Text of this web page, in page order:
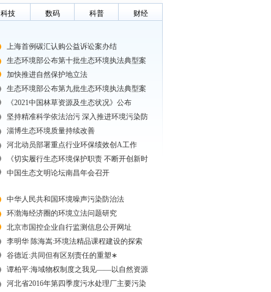
科技 数码 科普 财经
上海首例碳汇认购公益诉讼案办结
生态环境部公布第十批生态环境执法典型案
加快推进自然保护地立法
生态环境部公布第九批生态环境执法典型案
《2021中国林草资源及生态状况》公布
坚持精准科学依法治污 深入推进环境污染防
淄博生态环境质量持续改善
河北动员部署重点行业环保绩效创A工作
《切实履行生态环境保护职责 不断开创新时
中国生态文明论坛南昌年会召开
中华人民共和国环境噪声污染防治法
环渤海经济圈的环境立法问题研究
北京市国控企业自行监测信息公开网址
李明华 陈海嵩:环境法精品课程建设的探索
谷德近:共同但有区别责任的重塑∗
谭柏平:海域物权制度之我见——以自然资源
河北省2016年第四季度污水处理厂主要污染